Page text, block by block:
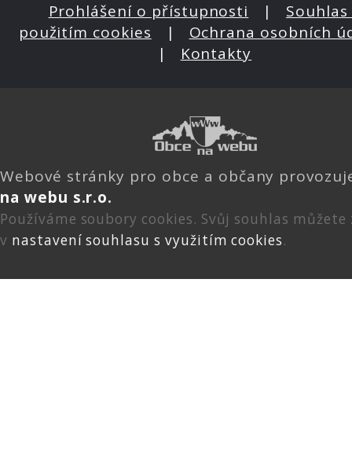
Prohlášení o přístupnosti | Souhlas
použitím cookies | Ochrana osobních
| Kontakty
Webové stránky pro obce a občany
na webu s.r.o.
Používáme soubory cookies. Svůj souhlas
v nastavení souhlasu s využitím cookies.